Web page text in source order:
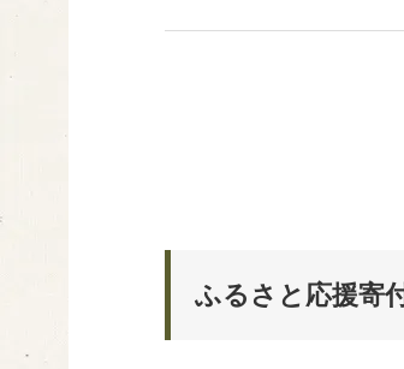
ふるさと応援寄